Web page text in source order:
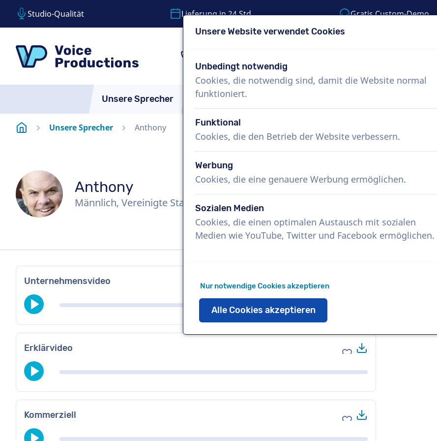
Studio-Qualität Lieferung in 24 Std. Gratis Custom-Demo
Unsere Sprecher Über uns
StartseiteUnsere Sprecher Anthony
Anthony
Männlich, Vereinigte Staaten
Unternehmensvideo
Erklärvideo Zu Favoriten hinzufügen
Kommerziell Zu Favoriten hinzufügen
Unsere Website verwendet Cookies
Unbedingt notwendig
Cookies, die notwendig sind, damit die Website normal
funktioniert.
Funktional
Cookies, die den Betrieb der Website verbessern.
Werbung
Cookies, die eine genauere Werbung ermöglichen.
Sozialen Medien
Cookies, die einen optimalen Austausch mit sozialen
Medien wie YouTube, Twitter und Facebook ermöglichen.
Nur notwendige Cookies akzeptieren
Alle Cookies akzeptieren